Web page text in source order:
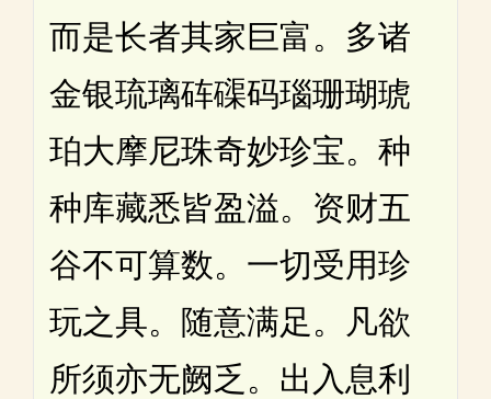
而是长者其家巨富。多诸
金银琉璃砗磲码瑙珊瑚琥
珀大摩尼珠奇妙珍宝。种
种库藏悉皆盈溢。资财五
谷不可算数。一切受用珍
玩之具。随意满足。凡欲
所须亦无阙乏。出入息利